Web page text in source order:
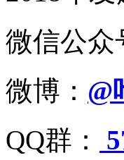
微信公众
微博： @
QQ群：